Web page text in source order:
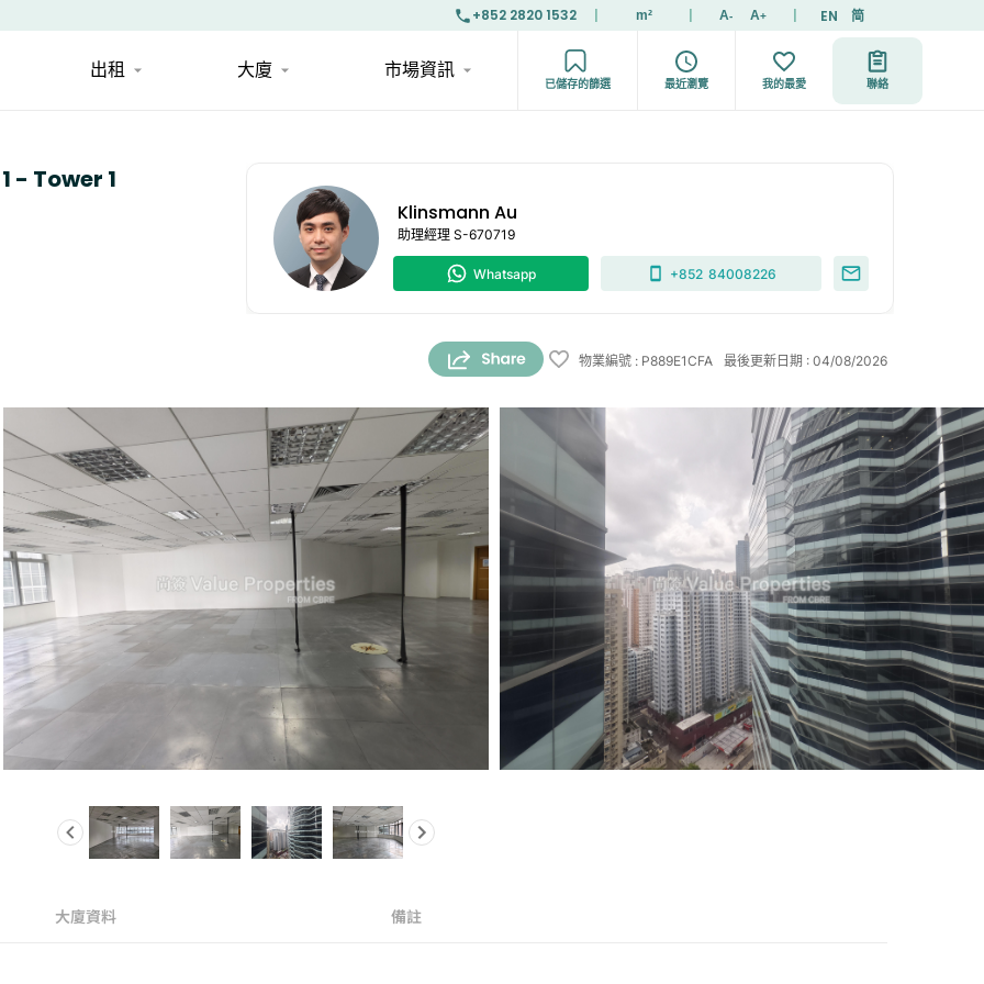
+852 2820 1532 m² A- A+ EN 简
出租 大廈 市場資訊
已儲存的篩選 最近瀏覽 我的最愛 聯絡
- Tower 1
Klinsmann Au
助理經理S-670719
Whatsapp +852 84008226
物業編號 : P889E1CFA 最後更新日期 : 04/08/2026
大廈資料 備註